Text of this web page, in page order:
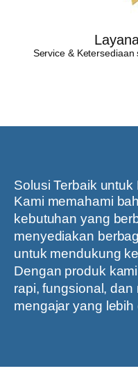
Service &
Solusi Terbaik
Kami memahami
kebutuhan yang
menyediakan
untuk mendukung
Dengan produk
rapi, fungsional,
mengajar yang lebih